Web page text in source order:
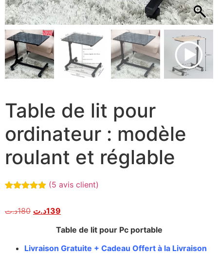
Table de lit pour
ordinateur : modèle
roulant et réglable
basé sur
(5 avis client)
180د.ت 139د.ت
Table de lit pour Pc portable
Livraison Gratuite + Cadeau Offert à la Livraison